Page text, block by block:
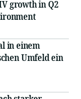
growth in Q2
in einem
Umfeld ein